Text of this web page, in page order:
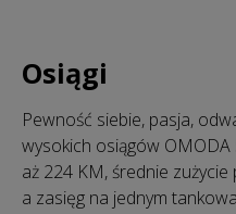
Osiągi
Pewność siebie, pasja,
wysokich osiągów
aż 224 KM, średnie
a zasięg na jednym